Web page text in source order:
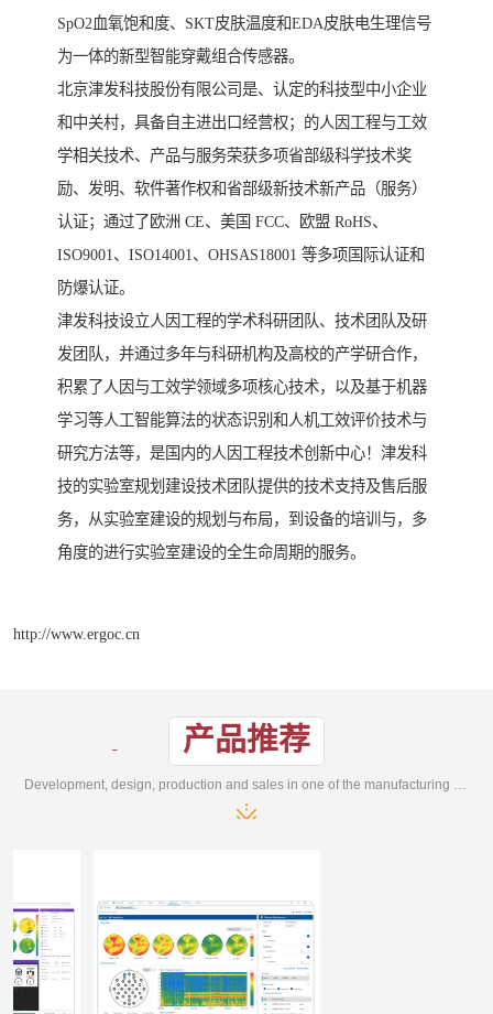
SpO2血氧饱和度、SKT皮肤温度和EDA皮肤电生理信号
为一体的新型智能穿戴组合传感器。
北京津发科技股份有限公司是、认定的科技型中小企业
和中关村，具备自主进出口经营权；的人因工程与工效
学相关技术、产品与服务荣获多项省部级科学技术奖
励、发明、软件著作权和省部级新技术新产品（服务）
认证；通过了欧洲 CE、美国 FCC、欧盟 RoHS、
ISO9001、ISO14001、OHSAS18001 等多项国际认证和
防爆认证。
津发科技设立人因工程的学术科研团队、技术团队及研
发团队，并通过多年与科研机构及高校的产学研合作，
积累了人因与工效学领域多项核心技术，以及基于机器
学习等人工智能算法的状态识别和人机工效评价技术与
研究方法等，是国内的人因工程技术创新中心！津发科
技的实验室规划建设技术团队提供的技术支持及售后服
务，从实验室建设的规划与布局，到设备的培训与，多
角度的进行实验室建设的全生命周期的服务。
http://www.ergoc.cn
产品推荐
Development, design, production and sales in one of the manufacturing enterprises